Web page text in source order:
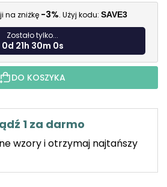
na zniżkę -3%. Użyj kodu: SAVE3
Zostało tylko...
0d 21h 29m 59s
DO KOSZYKA
1 za darmo
wzory i otrzymaj najtańszy